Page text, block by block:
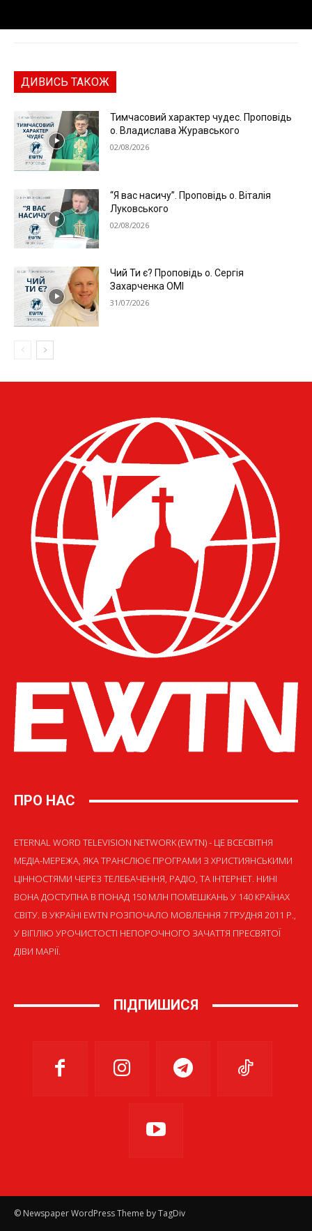
ПРО НАС
ETERNAL WORD TELEVISION NETWORK (EWTN) - ЦЕ ВСЕСВІТНЯ
МЕДІА-МЕРЕЖА, ЯКА ТРАНСЛЮЄ ПРОГРАМИ З ХРИСТИЯНСЬКИМИ
ЦІННОСТЯМИ ЧЕРЕЗ ТЕЛЕБАЧЕННЯ, РАДІО, ТА ІНТЕРНЕТ. НИНІ
ВОНА ДОСТУПНА В ПОНАД 150 МЛН ПОМЕШКАНЬ У 140 КРАЇНАХ
СВІТУ. В УКРАЇНІ EWTN РОЗПОЧАЛО МОВЛЕННЯ 7 ГРУДНЯ 2011 Р.,
У ВІГІЛІЮ УРОЧИСТОСТІ НЕПОРОЧНОГО ЗАЧАТТЯ ПРЕСВЯТОЇ
ДІВИ МАРІЇ.
ПІДПИШИСЯ
© Newspaper WordPress Theme by TagDiv